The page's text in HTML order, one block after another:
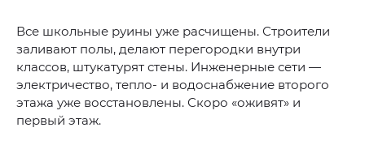
Все школьные руины уже расчищены. Строители
заливают полы, делают перегородки внутри
классов, штукатурят стены. Инженерные сети —
электричество, тепло- и водоснабжение второго
этажа уже восстановлены. Скоро «оживят» и
первый этаж.